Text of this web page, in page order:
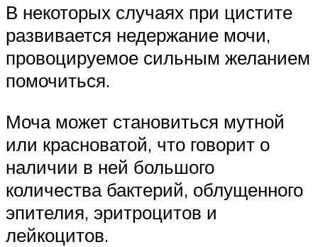
В некоторых случаях при цистите
развивается недержание мочи,
провоцируемое сильным желанием
помочиться.
Моча может становиться мутной
или красноватой, что говорит о
наличии в ней большого
количества бактерий, облущенного
эпителия, эритроцитов и
лейкоцитов.